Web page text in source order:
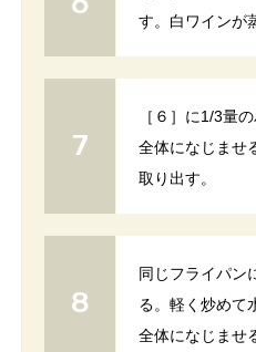
す。白ワインが
［６］に1/3量
全体になじませ
取り出す。
同じフライパン
る。軽く炒めて
全体になじませ